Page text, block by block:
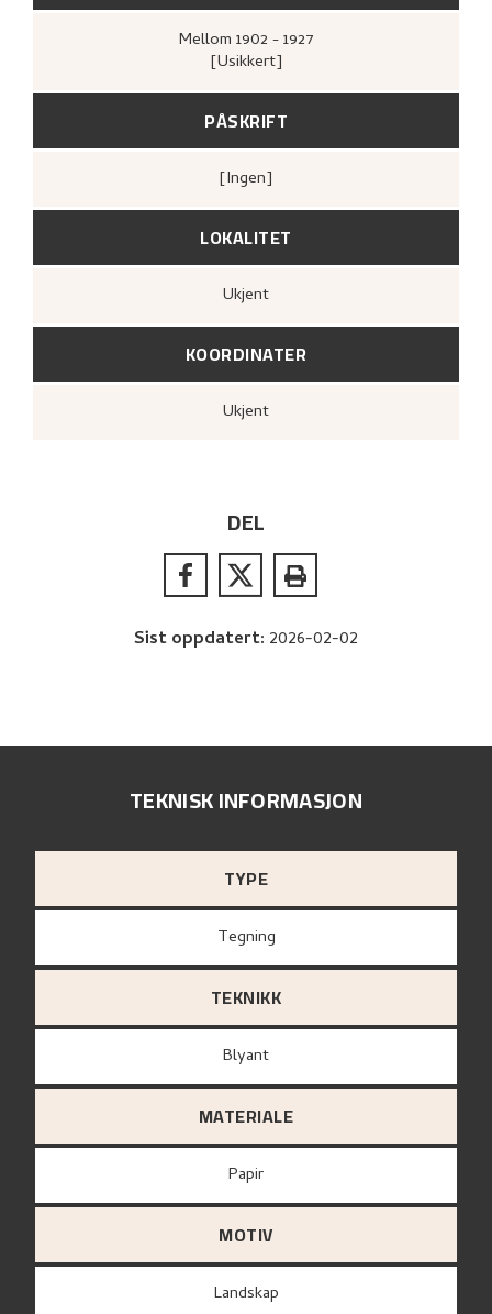
Mellom 1902 - 1927
[Usikkert]
PÅSKRIFT
[ingen]
LOKALITET
Ukjent
KOORDINATER
Ukjent
DEL
Sist oppdatert: 2026-02-02
TEKNISK INFORMASJON
TYPE
Tegning
TEKNIKK
Blyant
MATERIALE
papir
MOTIV
Landskap